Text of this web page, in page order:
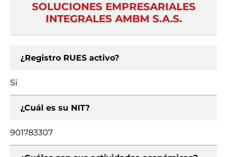
SOLUCIONES EMPRESARIALES
INTEGRALES AMBM S.A.S.
¿Registro RUES activo?
Si
¿Cuál es su NIT?
901783307